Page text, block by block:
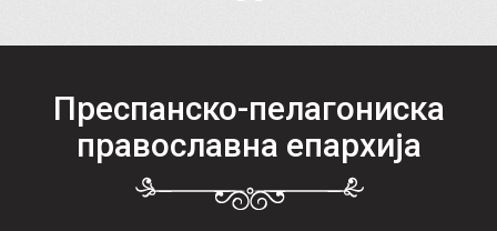
Преспанско-пелагониска
православна епархија